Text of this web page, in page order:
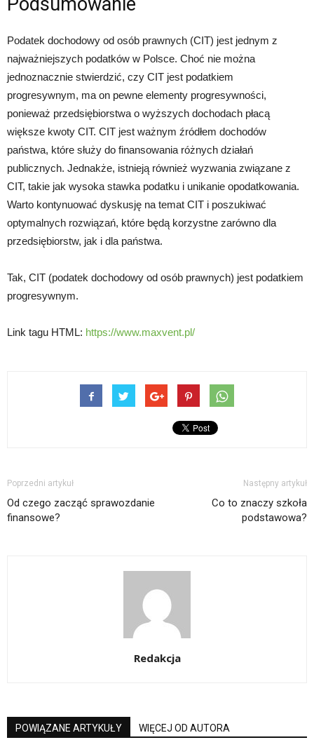
Podatek dochodowy od osób prawnych (CIT) jest jednym z
najważniejszych podatków w Polsce. Choć nie można
jednoznacznie stwierdzić, czy CIT jest podatkiem
progresywnym, ma on pewne elementy progresywności,
ponieważ przedsiębiorstwa o wyższych dochodach płacą
większe kwoty CIT. CIT jest ważnym źródłem dochodów
państwa, które służy do finansowania różnych działań
publicznych. Jednakże, istnieją również wyzwania związane z
CIT, takie jak wysoka stawka podatku i unikanie opodatkowania.
Warto kontynuować dyskusję na temat CIT i poszukiwać
optymalnych rozwiązań, które będą korzystne zarówno dla
przedsiębiorstw, jak i dla państwa.
Tak, CIT (podatek dochodowy od osób prawnych) jest podatkiem
progresywnym.
Link tagu HTML: https://www.maxvent.pl/
Poprzedni artykuł
Od czego zacząć sprawozdanie
finansowe?
Następny artykuł
Co to znaczy szkoła
podstawowa?
Redakcja
POWIĄZANE ARTYKUŁY WIĘCEJ OD AUTORA